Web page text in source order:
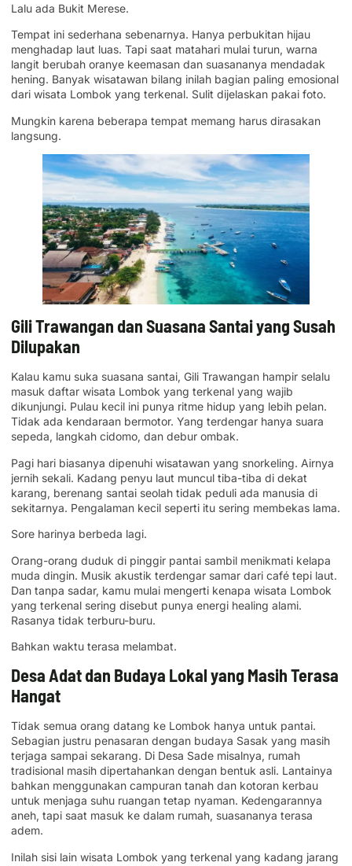
Lalu ada Bukit Merese.
Tempat ini sederhana sebenarnya. Hanya perbukitan hijau
menghadap laut luas. Tapi saat matahari mulai turun, warna
langit berubah oranye keemasan dan suasananya mendadak
hening. Banyak wisatawan bilang inilah bagian paling emosional
dari wisata Lombok yang terkenal. Sulit dijelaskan pakai foto.
Mungkin karena beberapa tempat memang harus dirasakan
langsung.
Gili Trawangan dan Suasana Santai yang Susah
Dilupakan
Kalau kamu suka suasana santai, Gili Trawangan hampir selalu
masuk daftar wisata Lombok yang terkenal yang wajib
dikunjungi. Pulau kecil ini punya ritme hidup yang lebih pelan.
Tidak ada kendaraan bermotor. Yang terdengar hanya suara
sepeda, langkah cidomo, dan debur ombak.
Pagi hari biasanya dipenuhi wisatawan yang snorkeling. Airnya
jernih sekali. Kadang penyu laut muncul tiba-tiba di dekat
karang, berenang santai seolah tidak peduli ada manusia di
sekitarnya. Pengalaman kecil seperti itu sering membekas lama.
Sore harinya berbeda lagi.
Orang-orang duduk di pinggir pantai sambil menikmati kelapa
muda dingin. Musik akustik terdengar samar dari café tepi laut.
Dan tanpa sadar, kamu mulai mengerti kenapa wisata Lombok
yang terkenal sering disebut punya energi healing alami.
Rasanya tidak terburu-buru.
Bahkan waktu terasa melambat.
Desa Adat dan Budaya Lokal yang Masih Terasa
Hangat
Tidak semua orang datang ke Lombok hanya untuk pantai.
Sebagian justru penasaran dengan budaya Sasak yang masih
terjaga sampai sekarang. Di Desa Sade misalnya, rumah
tradisional masih dipertahankan dengan bentuk asli. Lantainya
bahkan menggunakan campuran tanah dan kotoran kerbau
untuk menjaga suhu ruangan tetap nyaman. Kedengarannya
aneh, tapi saat masuk ke dalam rumah, suasananya terasa
adem.
Inilah sisi lain wisata Lombok yang terkenal yang kadang jarang